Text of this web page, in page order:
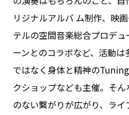
リジナルアルバ ム制作、映
テルの空間音楽総合プロデ
ーンとのコラボなど、活動
ではなく身体と精神の
クショップなども主催。そ
のない繋がりが広がり、ラ